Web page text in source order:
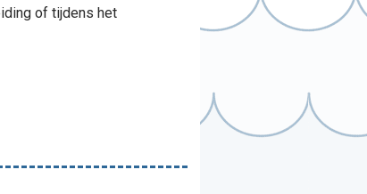
of tijdens het